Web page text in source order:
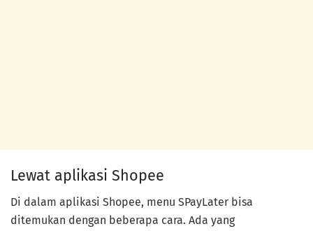
Lewat aplikasi Shopee
Di dalam aplikasi Shopee, menu SPayLater bisa
ditemukan dengan beberapa cara. Ada yang